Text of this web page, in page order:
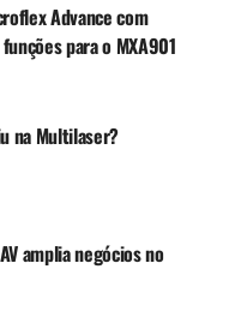
agudos
filtro passa-
de um
nenhum
& Mercado no
Advance com
para o MXA901
na Multilaser?
amplia negócios no